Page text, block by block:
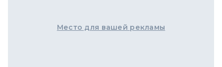
Место для вашей рекламы